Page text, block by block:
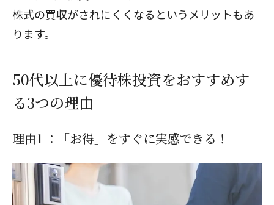
株式の買収がされにくくなるというメリットもあ
ります。
50代以上に優待株投資をおすすめす
る3つの理由
理由1 ：「お得」をすぐに実感できる！